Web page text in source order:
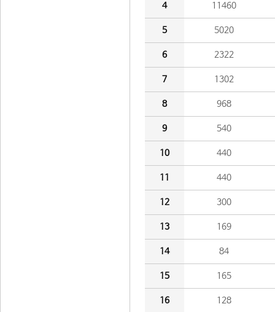
4 11460
5 5020
6 2322
7 1302
8 968
9 540
10 440
11 440
12 300
13 169
14 84
15 165
16 128